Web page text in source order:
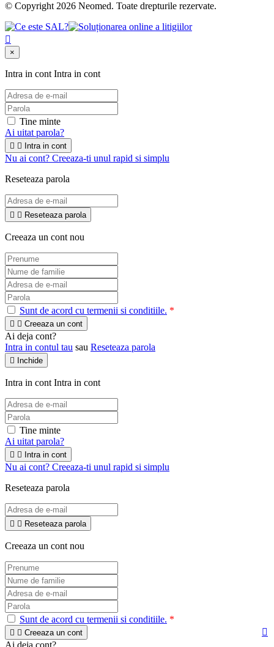
© Copyright 2026 Neomed. Toate drepturile rezervate.


×
Intra in cont Intra in cont
Tine minte
Ai uitat parola?
  Intra in cont
Nu ai cont? Creeaza-ti unul rapid si simplu
Reseteaza parola
  Reseteaza parola
Creeaza un cont nou
Sunt de acord cu termenii si conditiile. *
  Creeaza un cont
Ai deja cont?
Intra in contul tau sau Reseteaza parola
 Inchide
Intra in cont Intra in cont
Tine minte
Ai uitat parola?
  Intra in cont
Nu ai cont? Creeaza-ti unul rapid si simplu
Reseteaza parola
  Reseteaza parola
Creeaza un cont nou
Sunt de acord cu termenii si conditiile. *
  Creeaza un cont
Ai deja cont?